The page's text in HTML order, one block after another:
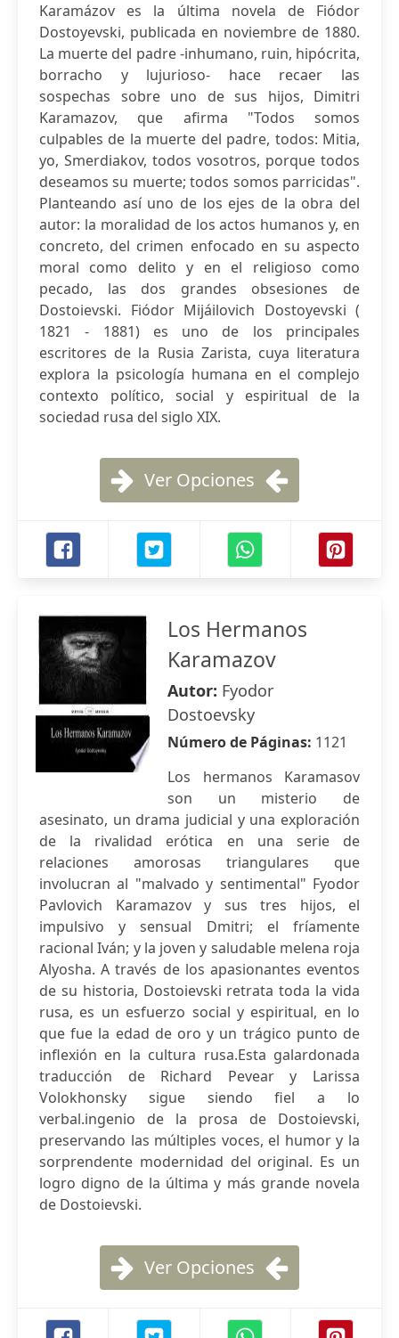
Karamázov es la última novela de Fiódor
Dostoyevski, publicada en noviembre de 1880.
La muerte del padre -inhumano, ruin, hipócrita,
borracho y lujurioso- hace recaer las
sospechas sobre uno de sus hijos, Dimitri
Karamazov, que afirma "Todos somos
culpables de la muerte del padre, todos: Mitia,
yo, Smerdiakov, todos vosotros, porque todos
deseamos su muerte; todos somos parricidas".
Planteando así uno de los ejes de la obra del
autor: la moralidad de los actos humanos y, en
concreto, del crimen enfocado en su aspecto
moral como delito y en el religioso como
pecado, las dos grandes obsesiones de
Dostoievski. Fiódor Mijáilovich Dostoyevski (
1821 - 1881) es uno de los principales
escritores de la Rusia Zarista, cuya literatura
explora la psicología humana en el complejo
contexto político, social y espiritual de la
sociedad rusa del siglo XIX.
Ver Opciones
Los Hermanos
Karamazov
Autor: Fyodor
Dostoevsky
Número de Páginas: 1121
Los hermanos Karamasov
son un misterio de
asesinato, un drama judicial y una exploración
de la rivalidad erótica en una serie de
relaciones amorosas triangulares que
involucran al "malvado y sentimental" Fyodor
Pavlovich Karamazov y sus tres hijos, el
impulsivo y sensual Dmitri; el fríamente
racional Iván; y la joven y saludable melena roja
Alyosha. A través de los apasionantes eventos
de su historia, Dostoievski retrata toda la vida
rusa, es un esfuerzo social y espiritual, en lo
que fue la edad de oro y un trágico punto de
inflexión en la cultura rusa.Esta galardonada
traducción de Richard Pevear y Larissa
Volokhonsky sigue siendo fiel a lo
verbal.ingenio de la prosa de Dostoievski,
preservando las múltiples voces, el humor y la
sorprendente modernidad del original. Es un
logro digno de la última y más grande novela
de Dostoievski.
Ver Opciones